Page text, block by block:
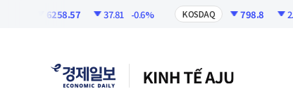
6258.57 37.81 -0.6% KOSDAQ 798.8 2.87